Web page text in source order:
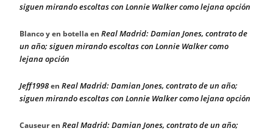
siguen mirando escoltas con Lonnie Walker como lejana opción
Blanco y en botellaen Real Madrid: Damian Jones, contrato de
un año; siguen mirando escoltas con Lonnie Walker como
lejana opción
Jeff1998en Real Madrid: Damian Jones, contrato de un año;
siguen mirando escoltas con Lonnie Walker como lejana opción
Causeuren Real Madrid: Damian Jones, contrato de un año;